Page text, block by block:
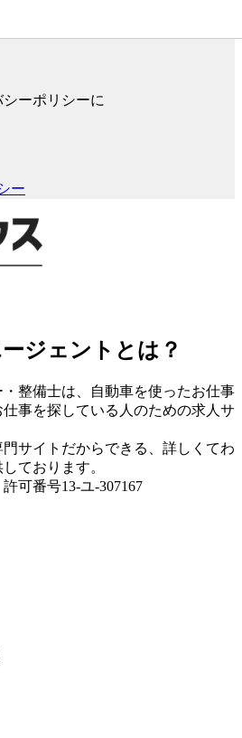
ーポリシーに
ー
ジェントとは？
整備士は、自動車を使ったお仕事
事を探している人のための求人サ
サイトだからできる、詳しくてわ
ております。
可番号13-ユ-307167